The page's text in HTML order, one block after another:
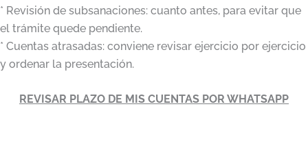
* Revisión de subsanaciones: cuanto antes, para evitar que
el trámite quede pendiente.
* Cuentas atrasadas: conviene revisar ejercicio por ejercicio
y ordenar la presentación.
REVISAR PLAZO DE MIS CUENTAS POR WHATSAPP